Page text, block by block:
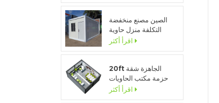
الصين مصنع منخفضة
التكلفة منزل حاوية
للانفصال للبيع
اقرأ أكثر
20ft الجاهزة شقة
حزمة مكتب الحاويات
المؤقتة لموقع البناء
اقرأ أكثر